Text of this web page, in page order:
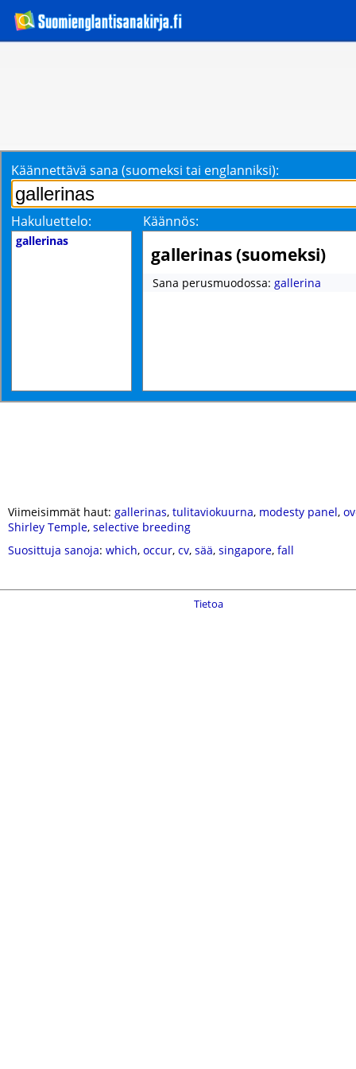
Käännettävä sana (suomeksi tai englanniksi):
Hakuluettelo: Käännös:
gallerinas
gallerinas (suomeksi)
Sana perusmuodossa: gallerina
Viimeisimmät haut: gallerinas, tulitaviokuurna, modesty panel,
Shirley Temple, selective breeding
Suosittuja sanoja: which, occur, cv, sää, singapore, fall
Tietoa